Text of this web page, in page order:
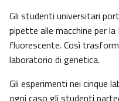
Gli studenti universitari
pipette alle macchine per
fluorescente. Così
laboratorio di genetica.
Gli esperimenti nei cinque
ogni caso gli studenti